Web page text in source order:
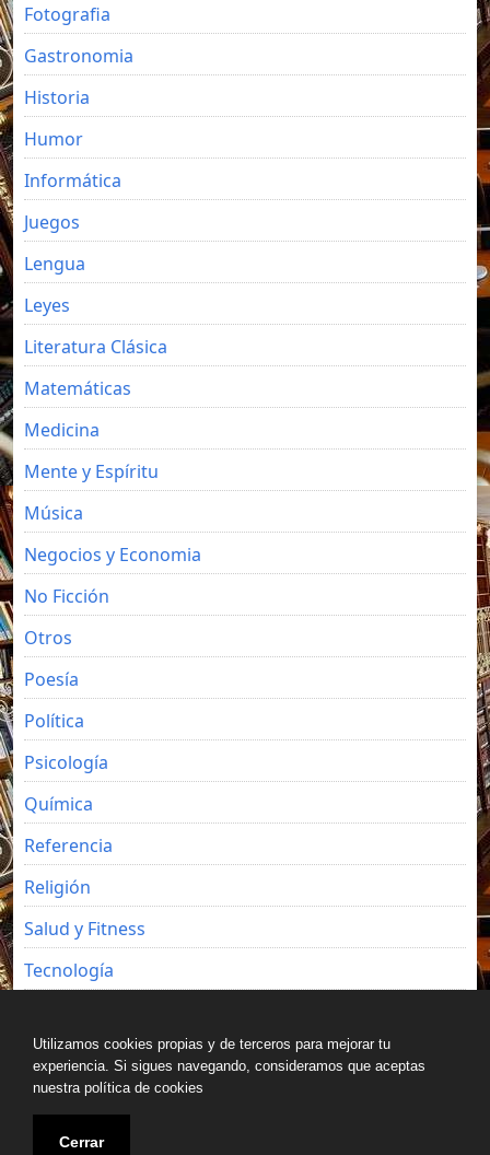
Fotografia
Gastronomia
Historia
Humor
Informática
Juegos
Lengua
Leyes
Literatura Clásica
Matemáticas
Medicina
Mente y Espíritu
Música
Negocios y Economia
No Ficción
Otros
Poesía
Política
Psicología
Química
Referencia
Religión
Salud y Fitness
Tecnología
Utilizamos cookies propias y de terceros para mejorar tu
experiencia. Si sigues navegando, consideramos que aceptas
nuestra política de cookies
Cerrar